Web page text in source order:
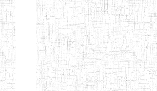
Denomination
Type
Nature